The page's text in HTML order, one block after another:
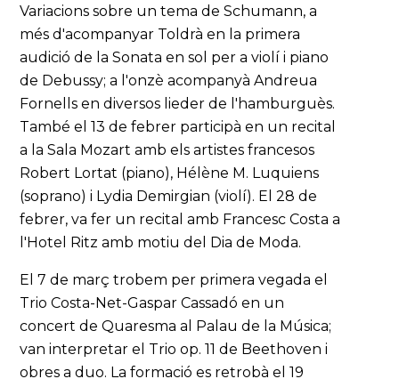
Variacions sobre un tema de Schumann, a
més d'acompanyar Toldrà en la primera
audició de la Sonata en sol per a violí i piano
de Debussy; a l'onzè acompanyà Andreua
Fornells en diversos lieder de l'hamburguès.
També el 13 de febrer participà en un recital
a la Sala Mozart amb els artistes francesos
Robert Lortat (piano), Hélène M. Luquiens
(soprano) i Lydia Demirgian (violí). El 28 de
febrer, va fer un recital amb Francesc Costa a
l'Hotel Ritz amb motiu del Dia de Moda.
El 7 de març trobem per primera vegada el
Trio Costa-Net-Gaspar Cassadó en un
concert de Quaresma al Palau de la Música;
van interpretar el Trio op. 11 de Beethoven i
obres a duo. La formació es retrobà el 19